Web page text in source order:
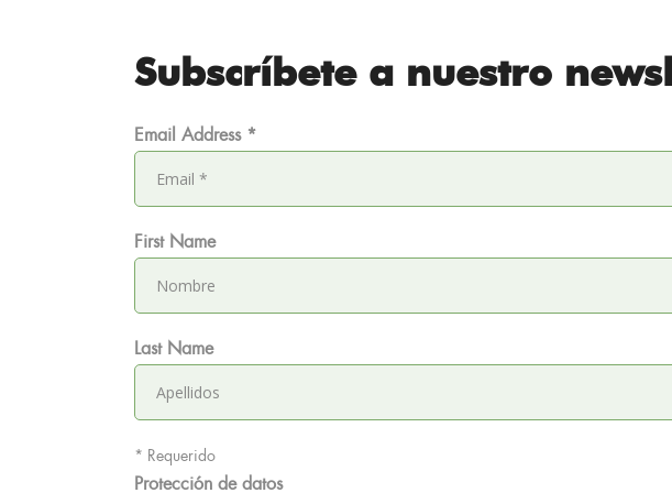
Subscríbete a nuestro
Email Address *
First Name
Last Name
* Requerido
Protección de datos